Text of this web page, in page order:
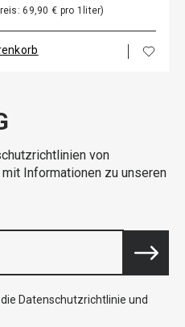
69,90 € pro 1liter)
von
Informationen zu unseren
Datenschutzrichtlinie und